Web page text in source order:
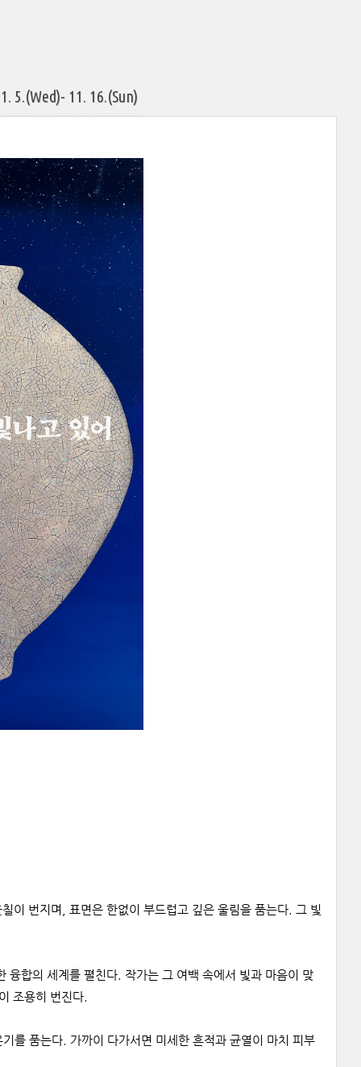
5.(Wed)- 11. 16.(Sun)
이 번지며, 표면은 한없이 부드럽고 깊은 울림을 품는다. 그 빛
융합의 세계를 펼친다. 작가는 그 여백 속에서 빛과 마음이 맞
조용히 번진다.
를 품는다. 가까이 다가서면 미세한 흔적과 균열이 마치 피부